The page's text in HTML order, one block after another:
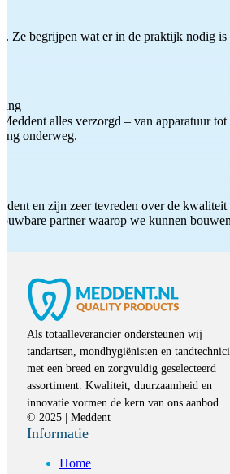
Ze begrijpen wat er in de praktijk nodig
alles verzorgd – van apparatuur
onderweg.
en zijn zeer tevreden over de
partner waarop we kunnen
Als totaalleverancier ondersteunen wij
tandartsen, mondhygiënisten en tandtechnici
met een breed en zorgvuldig geselecteerd
assortiment. Kwaliteit, duurzaamheid en
innovatie vormen de kern van ons aanbod.
© 2025 | Meddent
Informatie
Home